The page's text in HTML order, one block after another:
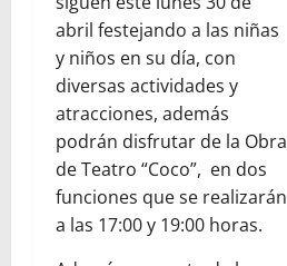
abril festejando a las niñas
y niños en su día, con
diversas actividades y
atracciones, además
podrán disfrutar de la Obra
de Teatro “Coco”, en dos
funciones que se realizarán
a las 17:00 y 19:00 horas.